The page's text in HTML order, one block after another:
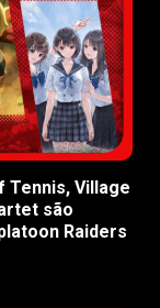
Tennis, Village
são
Raiders